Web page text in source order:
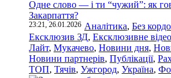
Одне слово — і ти “чужий”: як
Закарпаття?
23:21, 26.01.2026 Аналітика, Без
Ексклюзив ЗД, Ексклюзивне відео
Лайт, Мукачево, Новини дня,
Новини партнерів, Публікації,
ТОП, Тячів, Ужгород, Україна,